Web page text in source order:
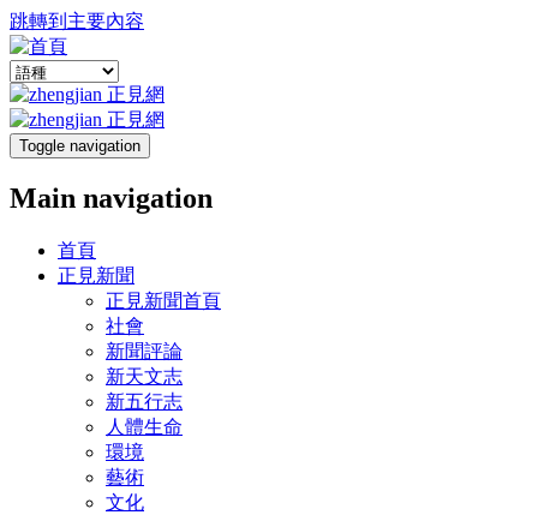
跳轉到主要內容
Toggle navigation
Main navigation
首頁
正見新聞
正見新聞首頁
社會
新聞評論
新天文志
新五行志
人體生命
環境
藝術
文化